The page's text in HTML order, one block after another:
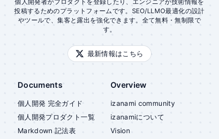
個人開発者がプロダクトを登録したり、エンジニアが技術情報を
投稿するためのプラットフォームです。SEO/LLMO最適化の設計
やツールで、集客と露出を強化できます。全て無料・無制限で
す。
最新情報はこちら
Documents
個人開発 完全ガイド
個人開発プロダクト一覧
Markdown 記法表
Overview
izanami community
izanamiについて
Vision